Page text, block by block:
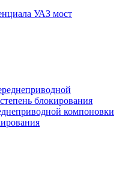
УАЗ мост
компоновки